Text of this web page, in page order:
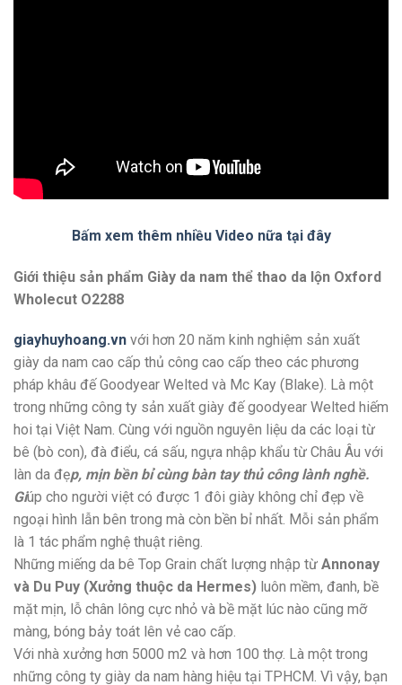
Bấm xem thêm nhiều Video nữa tại đây
Giới thiệu sản phẩm Giày da nam thể thao da lộn Oxford
Wholecut O2288
giayhuyhoang.vn với hơn 20 năm kinh nghiệm sản xuất
giày da nam cao cấp thủ công cao cấp theo các phương
pháp khâu đế Goodyear Welted và Mc Kay (Blake). Là một
trong những công ty sản xuất giày đế goodyear Welted hiếm
hoi tại Việt Nam. Cùng với nguồn nguyên liệu da các loại từ
bê (bò con), đà điểu, cá sấu, ngựa nhập khẩu từ Châu Âu với
làn da đẹp, mịn bền bỉ cùng bàn tay thủ công lành nghề.
Giúp cho người việt có được 1 đôi giày không chỉ đẹp về
ngoại hình lẫn bên trong mà còn bền bỉ nhất. Mỗi sản phẩm
là 1 tác phẩm nghệ thuật riêng.
Những miếng da bê Top Grain chất lượng nhập từ Annonay
và Du Puy (Xưởng thuộc da Hermes) luôn mềm, đanh, bề
mặt mịn, lỗ chân lông cực nhỏ và bề mặt lúc nào cũng mỡ
màng, bóng bảy toát lên vẻ cao cấp.
Với nhà xưởng hơn 5000 m2 và hơn 100 thợ. Là một trong
những công ty giày da nam hàng hiệu tại TPHCM. Vì vậy, bạn